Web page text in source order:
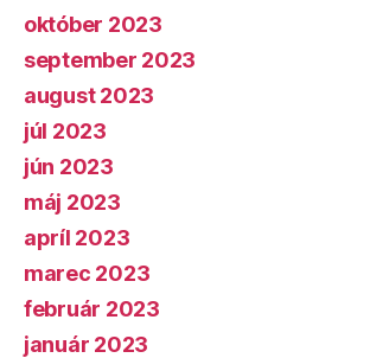
október 2023
september 2023
august 2023
júl 2023
jún 2023
máj 2023
apríl 2023
marec 2023
február 2023
január 2023